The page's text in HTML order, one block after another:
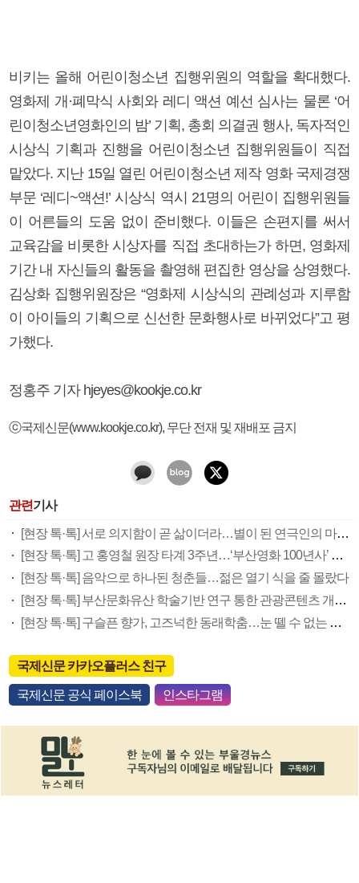
비키는 올해 어린이청소년 집행위원의 역할을 확대했다.
영화제 개·폐막식 사회와 레디 액션 예선 심사는 물론 ‘어
린이청소년영화인의 밤’ 기획, 총회 의결권 행사, 독자적인
시상식 기획과 진행을 어린이청소년 집행위원들이 직접
맡았다. 지난 15일 열린 어린이청소년 제작 영화 국제경쟁
부문 ‘레디~액션!’ 시상식 역시 21명의 어린이 집행위원들
이 어른들의 도움 없이 준비했다. 이들은 손편지를 써서
교육감을 비롯한 시상자를 직접 초대하는가 하면, 영화제
기간 내 자신들의 활동을 촬영해 편집한 영상을 상영했다.
김상화 집행위원장은 “영화제 시상식의 관례성과 지루함
이 아이들의 기획으로 신선한 문화행사로 바뀌었다”고 평
가했다.
정홍주 기자 hjeyes@kookje.co.kr
ⓒ국제신문(www.kookje.co.kr), 무단 전재 및 재배포 금지
관련기사
[현장 톡·톡] 서로 의지함이 곧 삶이더라…별이 된 연극인의 마지막 메시지
[현장 톡·톡] 고 홍영철 원장 타계 3주년…‘부산영화 100년사’ 재조명 필요
[현장 톡·톡] 음악으로 하나된 청춘들…젊은 열기 식을 줄 몰랐다
[현장 톡·톡] 부산문화유산 학술기반 연구 통한 관광콘텐츠 개발 포부
[현장 톡·톡] 구슬픈 향가, 고즈넉한 동래학춤…눈 뗄 수 없는 국악극 온다
국제신문 카카오플러스 친구
국제신문 공식 페이스북 인스타그램